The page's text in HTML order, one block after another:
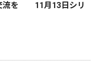
流を 11月13日シリ